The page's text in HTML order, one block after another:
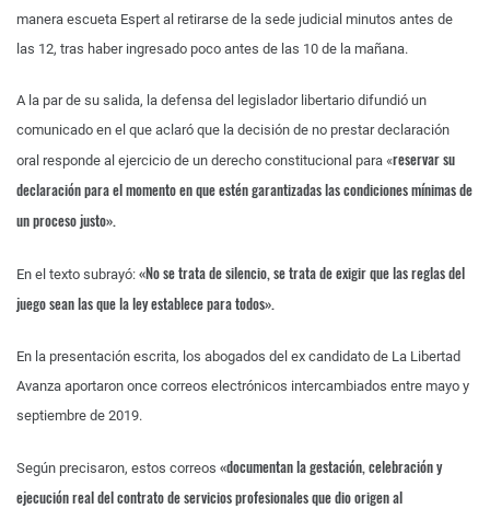
manera escueta Espert al retirarse de la sede judicial minutos antes de
las 12, tras haber ingresado poco antes de las 10 de la mañana.
A la par de su salida, la defensa del legislador libertario difundió un
comunicado en el que aclaró que la decisión de no prestar declaración
oral responde al ejercicio de un derecho constitucional para «reservar su
declaración para el momento en que estén garantizadas las condiciones mínimas de
un proceso justo».
En el texto subrayó: «No se trata de silencio, se trata de exigir que las reglas del
juego sean las que la ley establece para todos».
En la presentación escrita, los abogados del ex candidato de La Libertad
Avanza aportaron once correos electrónicos intercambiados entre mayo y
septiembre de 2019.
Según precisaron, estos correos «documentan la gestación, celebración y
ejecución real del contrato de servicios profesionales que dio origen al